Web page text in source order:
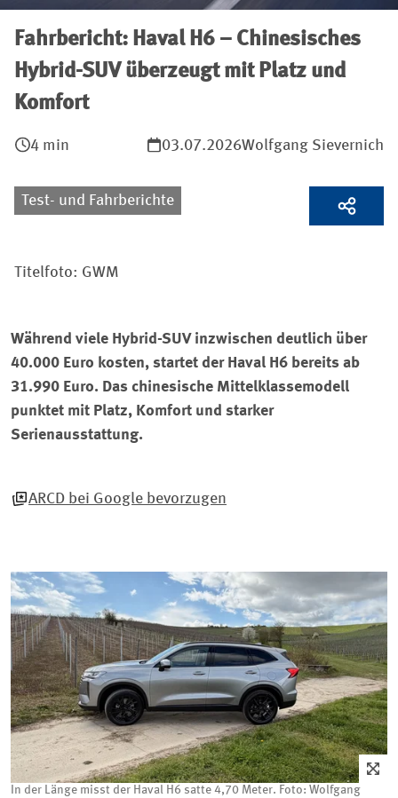
Fahrbericht: Haval H6 – Chinesisches
Hybrid-SUV überzeugt mit Platz und
Komfort
4 min 03.07.2026Wolfgang Sievernich
Test- und Fahrberichte
Titelfoto: GWM
Während viele Hybrid-SUV inzwischen deutlich über
40.000 Euro kosten, startet der Haval H6 bereits ab
31.990 Euro. Das chinesische Mittelklassemodell
punktet mit Platz, Komfort und starker
Serienausstattung.
ARCD bei Google bevorzugen
In der Länge misst der Haval H6 satte 4,70 Meter. Foto: Wolfgang